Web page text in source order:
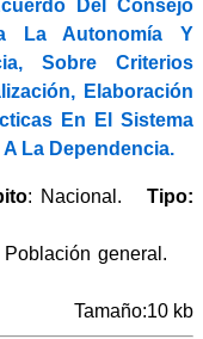
Del Consejo
La Autonomía Y
Sobre Criterios
Elaboración
En El Sistema
La Dependencia.
: Nacional. Tipo:
Población general.
Tamaño:10 kb